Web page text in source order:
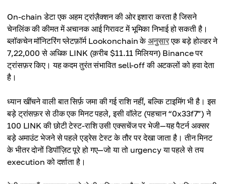
On-chain डेटा एक अहम ट्रांज़ैक्शन की ओर इशारा करता है जिसने
चेनलिंक की कीमत में अचानक आई गिरावट में भूमिका निभाई हो सकती है।
ब्लॉकचेन मॉनिटरिंग प्लेटफ़ॉर्म Lookonchain केअनुसारएक बड़े होल्डर ने
7,22,000 से अधिक LINK (क़रीब $11.11 मिलियन) Binance पर
ट्रांसफ़र किए। यह कदम तुरंत संभावित sell-off की अटकलों को हवा देता
है।
ध्यान खींचने वाली बात सिर्फ़ जमा की गई राशि नहीं, बल्कि टाइमिंग भी है। इस
बड़े ट्रांसफ़र से ठीक एक मिनट पहले, इसी वॉलेट (पहचान “0x33f7”) ने
100 LINK की छोटी टेस्ट-राशि उसी एक्सचेंज पर भेजी—यह पैटर्न अक्सर
बड़े अमाउंट भेजने से पहले एड्रेस टेस्ट के तौर पर देखा जाता है। तीन मिनट
के भीतर दोनों डिपॉज़िट पूरे हो गए—जो या तो urgency या पहले से तय
execution को दर्शाता है।